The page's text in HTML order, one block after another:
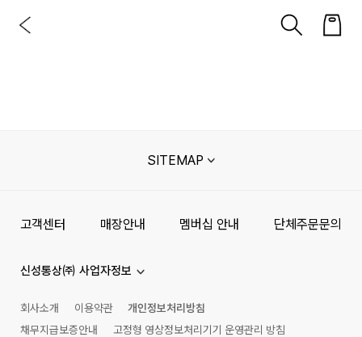
SITEMAP
고객센터 매장안내 멤버십 안내 단체주문문의
신성통상㈜ 사업자정보
회사소개 이용약관
개인정보처리방침
채무지급보증안내
고정형 영상정보처리기기 운영관리 방침